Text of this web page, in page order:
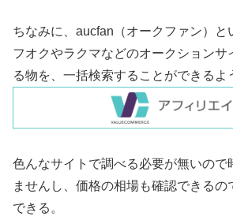
ちなみに、aucfan（オークファン）と
フオクやラクマなどのオークションサ
る物を、一括検索することができるよ
色んなサイトで調べる必要が無いので
ませんし、価格の相場も確認できる
できる。